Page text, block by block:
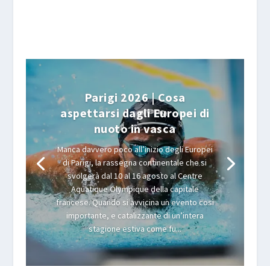
Parigi 2026 | Cosa
aspettarsi dagli Europei di
nuoto in vasca
Manca davvero poco all’inizio degli Europei
di Parigi, la rassegna continentale che si
svolgerà dal 10 al 16 agosto al Centre
Aquatique Olympique della capitale
francese. Quando si avvicina un evento così
importante, e catalizzante di un’intera
stagione estiva come fu...